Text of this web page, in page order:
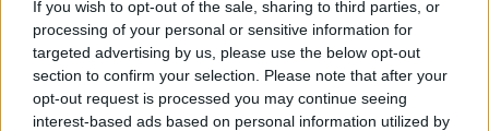
If you wish to opt-out of the sale, sharing to third parties, or
processing of your personal or sensitive information for
targeted advertising by us, please use the below opt-out
section to confirm your selection. Please note that after your
opt-out request is processed you may continue seeing
interest-based ads based on personal information utilized by